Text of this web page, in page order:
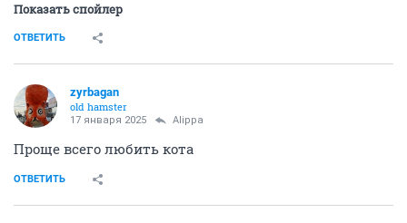
Показать спойлер
ОТВЕТИТЬ
zyrbagan
old hamster
17 января 2025 Alippa
Проще всего любить кота
ОТВЕТИТЬ